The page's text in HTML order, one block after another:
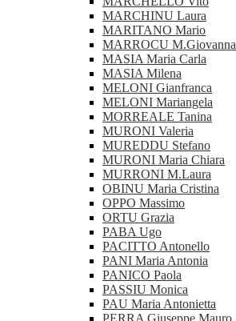
MARCHINU Laura
MARITANO Mario
MARROCU M.Giovanna
MASIA Maria Carla
MASIA Milena
MELONI Gianfranca
MELONI Mariangela
MORREALE Tanina
MURONI Valeria
MUREDDU Stefano
MURONI Maria Chiara
MURRONI M.Laura
OBINU Maria Cristina
OPPO Massimo
ORTU Grazia
PABA Ugo
PACITTO Antonello
PANI Maria Antonia
PANICO Paola
PASSIU Monica
PAU Maria Antonietta